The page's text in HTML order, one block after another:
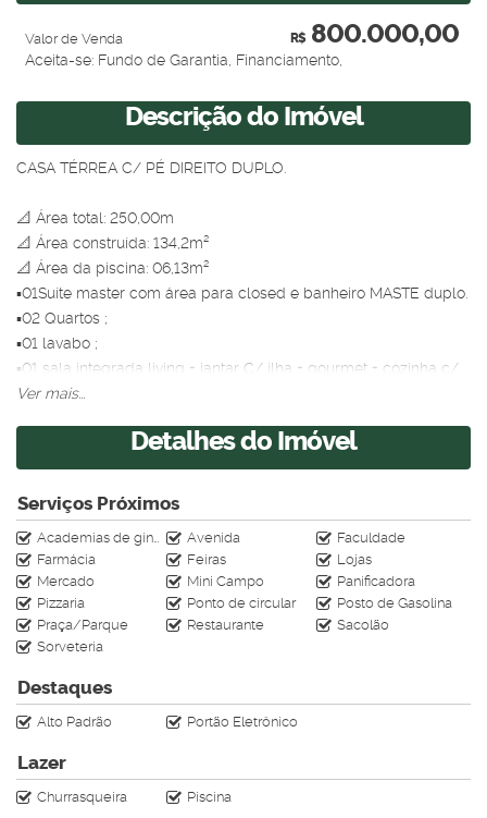
R$800.000,00
Valor de Venda
Aceita-se: Fundo de Garantia, Financiamento,
Descrição do Imóvel
CASA TÉRREA C/ PÉ DIREITO DUPLO.
📐 Área total: 250,00m
📐 Área construída: 134,2m²
📐 Área da piscina: 06,13m²
▪️01Suíte master com área para closed e banheiro MASTE duplo.
▪️02 Quartos ;
▪️01 lavabo ;
▪️01 sala integrada living + jantar C/ ilha + gourmet + cozinha c/
Cuba dupla;
▪️01 lavabo externo;
▪️01 piscina c/ churrasqueira,
▪️Corredor de serviço privativo;
📌 Características e diferenciais do imóvel:
▪️Infra para instalação de Sistema de fotovoltaico;
▪️infra para instalação de Sistema de aquecimento de piscina ;
▪️Janelas integradas linha suprema com persianas automáticas
em alumínio preto fosco ;
ruído e impacto;
▪️ Garagem para até 4 veículos;
▪️Pé direito duplo - volumetria de sobrado;
▪️Infra para instalação de ar condicionado em todos os
Ver mais...
Detalhes do Imóvel
Serviços Próximos
Academias de ginástica Avenida
Faculdade
Farmácia
Feiras
Lojas
Mercado
Mini Campo
Panificadora
Pizzaria
Ponto de circular
Posto de Gasolina
Praça/Parque
Restaurante
Sacolão
Sorveteria
Destaques
Alto Padrão Portão Eletrônico
Lazer
Churrasqueira Piscina